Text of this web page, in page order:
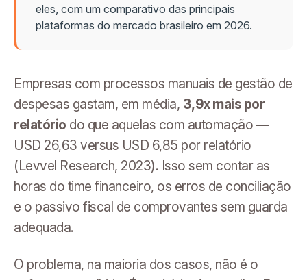
eles, com um comparativo das principais
plataformas do mercado brasileiro em 2026.
Empresas com processos manuais de gestão de
despesas gastam, em média, 3,9x mais por
relatório do que aquelas com automação —
USD 26,63 versus USD 6,85 por relatório
(Levvel Research, 2023). Isso sem contar as
horas do time financeiro, os erros de conciliação
e o passivo fiscal de comprovantes sem guarda
adequada.
O problema, na maioria dos casos, não é o